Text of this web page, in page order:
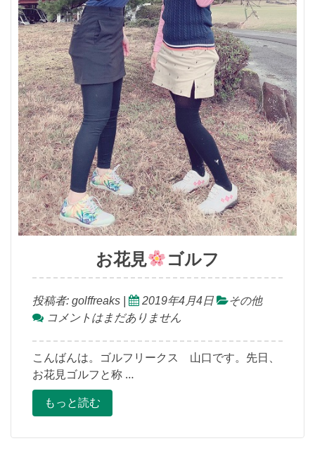
お花見 ゴルフ
投稿者: golffreaks 2019年4月4日
その他
コメントはまだありません
こんばんは。ゴルフリークス 山口です。先日、
お花見ゴルフと称 …
もっと読む